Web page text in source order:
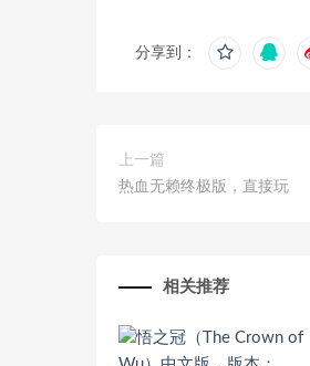
分享到：
上一篇
热血无赖终极版，直接玩
相关推荐